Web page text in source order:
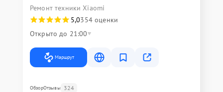
Ремонт техники Xiaomi
5,0354 оценки
Открыто до 21:00
Маршрут
ОбзорОтзывы 324